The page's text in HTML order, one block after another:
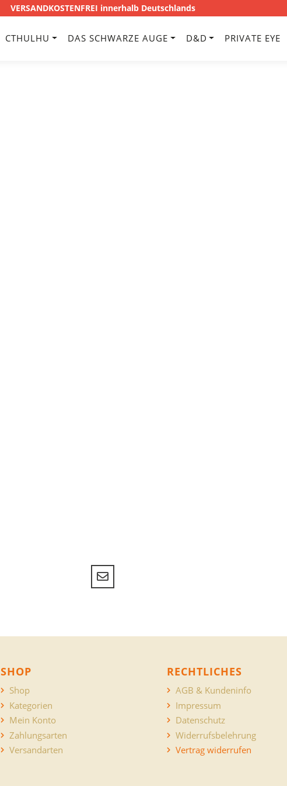
VERSANDKOSTENFREI innerhalb Deutschlands
CTHULHU DAS SCHWARZE AUGE D&D PRIVATE EYE
SHOP
Shop
Kategorien
Mein Konto
Zahlungsarten
Versandarten
RECHTLICHES
AGB & Kundeninfo
Impressum
Datenschutz
Widerrufsbelehrung
Vertrag widerrufen